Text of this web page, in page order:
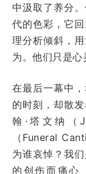
中汲取了养分
代的色彩，它
理分析倾斜，
为。他们只是心
在最后一幕中
的时刻，却散
翰·塔文纳（
（Funeral
为谁哀悼？我
的创伤而痛心